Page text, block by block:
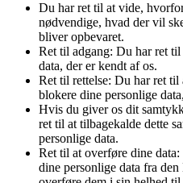
Du har ret til at vide,
nødvendige, hvad der vil
bliver opbevaret.
Ret til adgang: Du har ret
data, der er kendt af os.
Ret til rettelse: Du har ret til
blokere dine personlige
Hvis du giver os dit
ret til at tilbagekalde dette
personlige data.
Ret til at overføre dine
dine personlige data fra